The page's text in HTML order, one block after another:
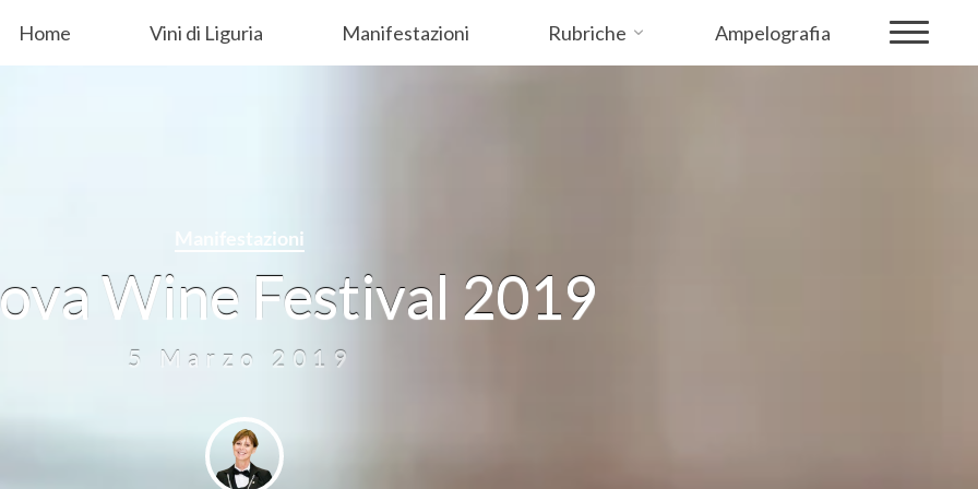
Home Vini di Liguria Manifestazioni Rubriche Ampelografia
Manifestazioni
Wine Festival 2019
5 Marzo 2019